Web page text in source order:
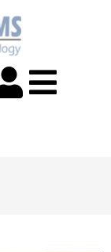
Cuenta deMenú